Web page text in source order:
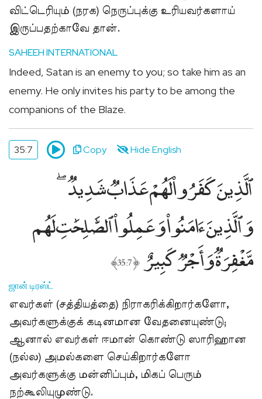
விட்டெரியும் (நரக) நெருப்புக்கு உரியவர்களாய்
இருப்பதற்காவே தான்.
SAHEEH INTERNATIONAL
Indeed, Satan is an enemy to you; so take him as an
enemy. He only invites his party to be among the
companions of the Blaze.
35:7 Copy Hide English
ٱلَّذِينَ كَفَرُوا۟ لَهُمْ عَذَابٌۭ شَدِيدٌۭ
وَٱلَّذِينَ ءَامَنُوا۟ وَعَمِلُوا۟ ٱلصَّٰلِحَٰتِ لَهُم
مَّغْفِرَةٌۭ وَأَجْرٌۭ كَبِيرٌ﴿35:7﴾
ஜான் டிரஸ்ட்
எவர்கள் (சத்தியத்தை) நிராகரிக்கிறார்களோ,
அவர்களுக்குக் கடினமான வேதனையுண்டு;
ஆனால் எவர்கள் ஈமான் கொண்டு ஸாரிஹான
(நல்ல) அமல்களை செய்கிறார்களோ
அவர்களுக்கு மன்னிப்பும், மிகப் பெரும்
நற்கூலியுமுண்டு.